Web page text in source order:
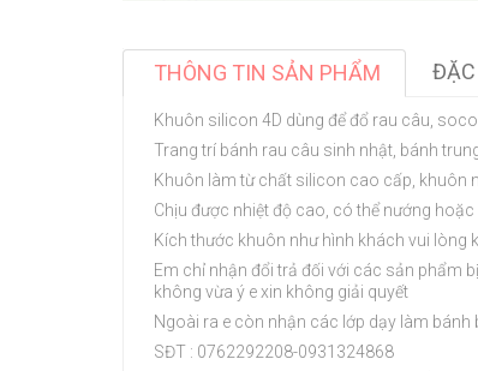
THÔNG TIN SẢN PHẨM ĐẶC
Khuôn silicon 4D dùng để đổ rau câu,
Trang trí bánh rau câu sinh nhật, bánh
Khuôn làm từ chất silicon cao cấp, khuôn
Chịu được nhiệt độ cao, có thể nướng hoặc
Kích thước khuôn như hình khách vui lòng
Em chỉ nhận đổi trả đối với các sản phẩm
không vừa ý e xin không giải quyết
Ngoài ra e còn nhận các lớp dạy làm
SĐT : 0762292208-0931324868